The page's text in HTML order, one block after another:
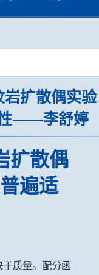
扩散偶实验
性——李舒婷
扩散偶
遍适
于质量。配分函